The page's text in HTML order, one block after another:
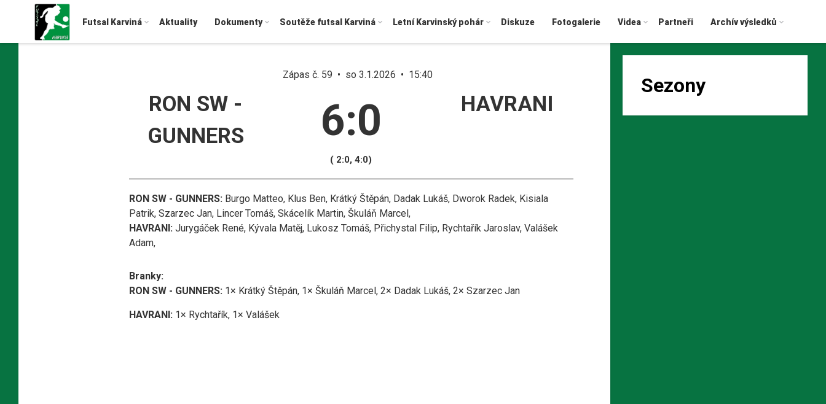
Futsal Karviná Aktuality Dokumenty Soutěže futsal Karviná Letní Karvinský pohár Diskuze Fotogalerie Videa Partneři Archív výsledků
Zápas č. 59 • so 3.1.2026 • 15:40
RON SW -
GUNNERS
6:0
( 2:0, 4:0)
HAVRANI
RON SW - GUNNERS: Burgo Matteo, Klus Ben, Krátký Štěpán, Dadak Lukáš, Dworok Radek, Kisiala
Patrik, Szarzec Jan, Lincer Tomáš, Skácelík Martin, Škuláň Marcel,
HAVRANI: Jurygáček René, Kývala Matěj, Lukosz Tomáš, Přichystal Filip, Rychtařík Jaroslav, Valášek
Adam,
Branky:
RON SW - GUNNERS: 1× Krátký Štěpán, 1× Škuláň Marcel, 2× Dadak Lukáš, 2× Szarzec Jan
HAVRANI: 1× Rychtařík, 1× Valášek
Sezony